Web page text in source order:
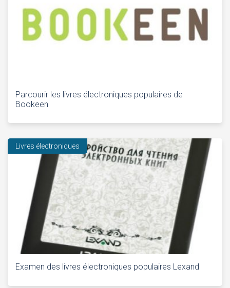
Parcourir les livres électroniques populaires de
Bookeen
Livres électroniques
Examen des livres électroniques populaires Lexand